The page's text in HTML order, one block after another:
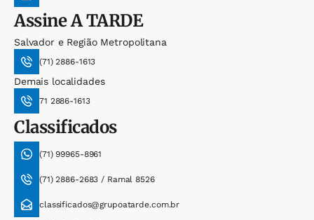
AssineA TARDE
Salvador e Região Metropolitana
(71) 2886-1613
Demais localidades
71 2886-1613
Classificados
(71) 99965-8961
(71) 2886-2683 / Ramal 8526
classificados@grupoatarde.com.br